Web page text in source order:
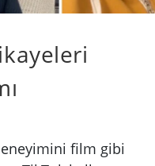
film gibi